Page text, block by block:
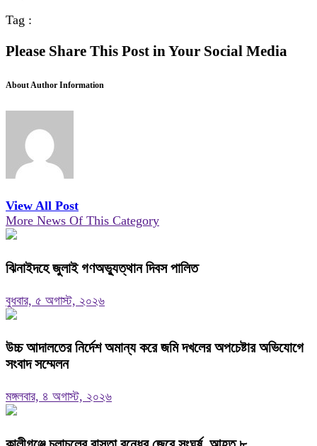
Tag :
Please Share This Post in Your Social Media
About Author Information
View All Post
More News Of This Category
ঝিনাইদহে জুলাই গণঅভ্যুত্থান দিবস পালিত
বুধবার, ৫ অগাস্ট, ২০২৬
উচ্চ আদালতের নির্দেশ অমান্য করে জমি দখলের অপচেষ্টার অভিযোগে
সংবাদ সম্মেলন
মঙ্গলবার, ৪ অগাস্ট, ২০২৬